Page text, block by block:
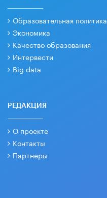
Образовательная политика
Экономика
Качество образования
Интервести
Big data
РЕДАКЦИЯ
О проекте
Контакты
Партнеры